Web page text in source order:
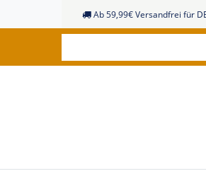
Ab 59,99€ Versandfrei für